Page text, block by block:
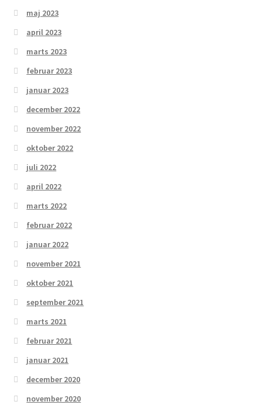
maj 2023
april 2023
marts 2023
februar 2023
januar 2023
december 2022
november 2022
oktober 2022
juli 2022
april 2022
marts 2022
februar 2022
januar 2022
november 2021
oktober 2021
september 2021
marts 2021
februar 2021
januar 2021
december 2020
november 2020